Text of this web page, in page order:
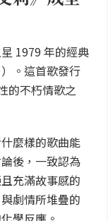
1979 年的經典
。這首歌發行
的不朽情歌之
麼樣的歌曲能
後，一致認為
充滿故事感的
劇情所堆疊的